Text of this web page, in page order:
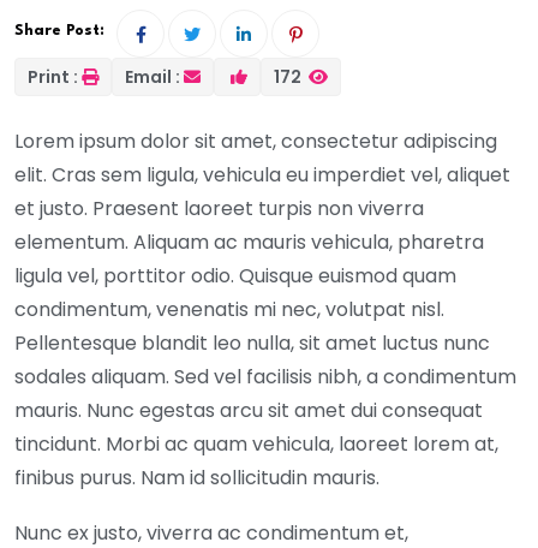
Share Post:
Print : Email : 172
Lorem ipsum dolor sit amet, consectetur adipiscing
elit. Cras sem ligula, vehicula eu imperdiet vel, aliquet
et justo. Praesent laoreet turpis non viverra
elementum. Aliquam ac mauris vehicula, pharetra
ligula vel, porttitor odio. Quisque euismod quam
condimentum, venenatis mi nec, volutpat nisl.
Pellentesque blandit leo nulla, sit amet luctus nunc
sodales aliquam. Sed vel facilisis nibh, a condimentum
mauris. Nunc egestas arcu sit amet dui consequat
tincidunt. Morbi ac quam vehicula, laoreet lorem at,
finibus purus. Nam id sollicitudin mauris.
Nunc ex justo, viverra ac condimentum et,